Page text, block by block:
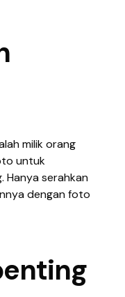
milik orang
untuk
Hanya serahkan
dengan foto